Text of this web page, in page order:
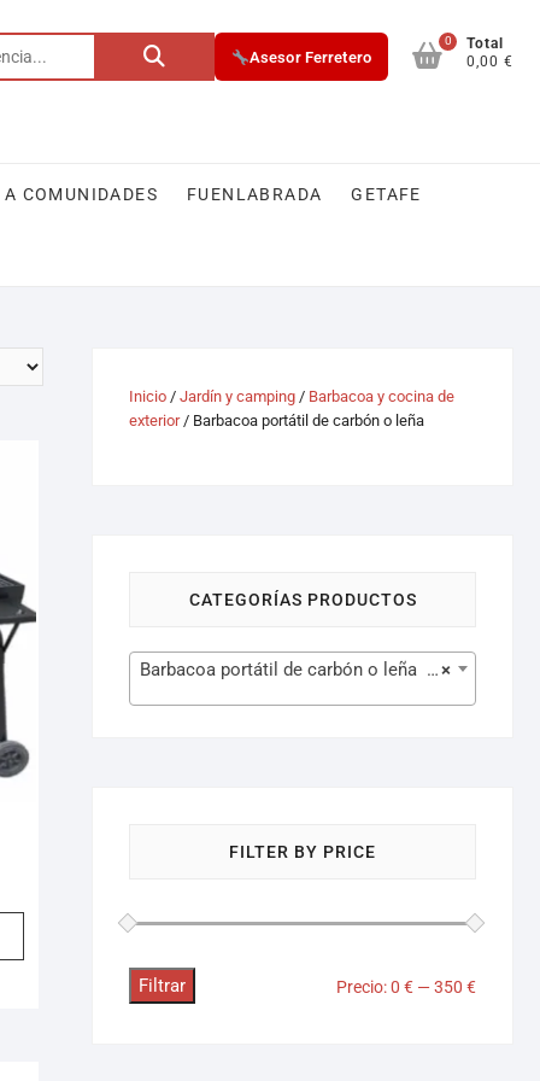
Asesor Ferretero
0
Total
0,00 €
COMUNIDADES FUENLABRADA GETAFE
Inicio / Jardín y camping / Barbacoa y cocina de
exterior/ Barbacoa portátil de carbón o leña
CATEGORÍAS PRODUCTOS
×
Barbacoa portátil de carbón o leña (35)
FILTER BY PRICE
Filtrar Precio:0 € —350 €